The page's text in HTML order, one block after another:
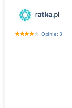
Opinie: 3